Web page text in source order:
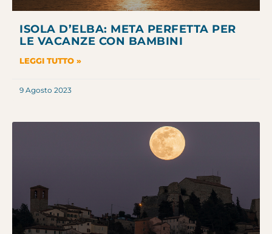
ISOLA D’ELBA: META PERFETTA PER
LE VACANZE CON BAMBINI
LEGGI TUTTO »
9 Agosto 2023